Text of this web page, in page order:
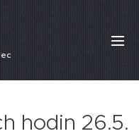
hodin 26.5.